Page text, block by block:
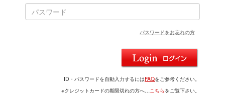
パスワードをお忘れの方
ID・パスワードを自動入力するにはFAQをご参考ください。
※クレジットカードの期限切れの方へ…こちらをご覧下さい。